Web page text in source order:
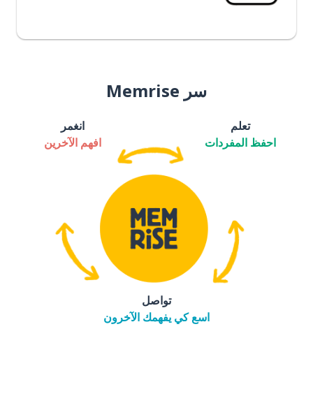
سر Memrise
تعلم
احفظ المفردات
انغمر
افهم الآخرين
تواصل
اسع كي يفهمك الآخرون